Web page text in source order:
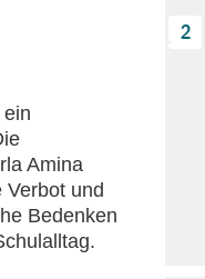
Amina
und
Bedenken
2